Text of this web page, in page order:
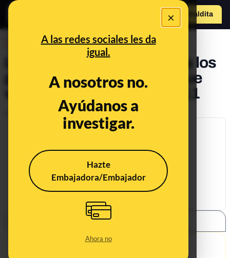
×
A las redes sociales les da
igual.
A nosotros no.
Ayúdanos a
investigar.
Hazte
Embajadora/Embajador
Ahora no
Hazte Maldita
La supuesta "Yihad" contra los
perros en Lleida: un bulo que
vuelve cada año desde 2011
Jul 18, 2019, 7:01:58 AM